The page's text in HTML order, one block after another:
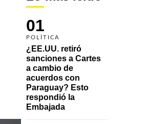
01
POLÍTICA
¿EE.UU. retiró
sanciones a Cartes
a cambio de
acuerdos con
Paraguay? Esto
respondió la
Embajada